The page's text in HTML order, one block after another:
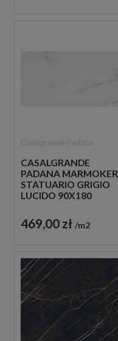
CASALGRANDE
PADANA MARMOKER
STATUARIO GRIGIO
LUCIDO 90X180
469,00 zł m2